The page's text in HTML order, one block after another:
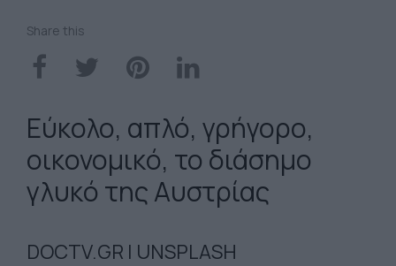
Share this
Εύκολο, απλό, γρήγορο,
οικονομικό, το διάσημο
γλυκό της Αυστρίας
DOCTV.GR | UNSPLASH